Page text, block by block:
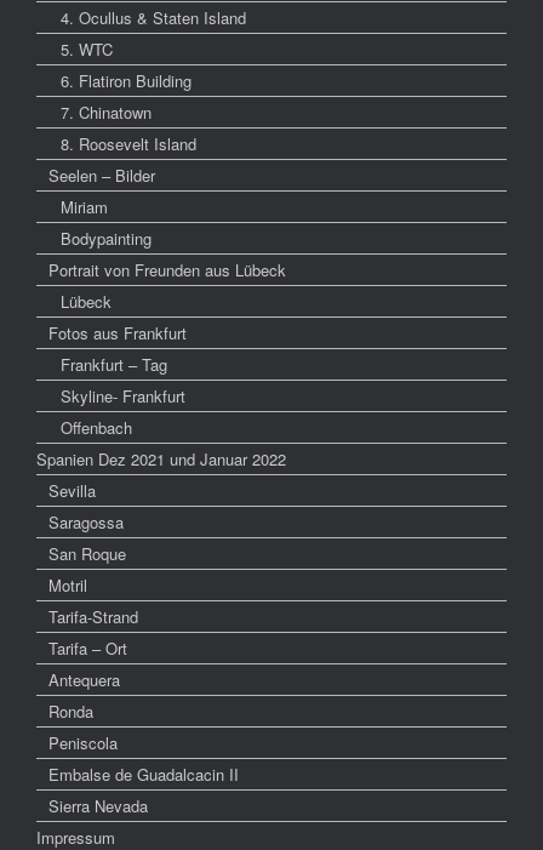
4. Ocullus & Staten Island
5. WTC
6. Flatiron Building
7. Chinatown
8. Roosevelt Island
Seelen – Bilder
Miriam
Bodypainting
Portrait von Freunden aus Lübeck
Lübeck
Fotos aus Frankfurt
Frankfurt – Tag
Skyline- Frankfurt
Offenbach
Spanien Dez 2021 und Januar 2022
Sevilla
Saragossa
San Roque
Motril
Tarifa-Strand
Tarifa – Ort
Antequera
Ronda
Peniscola
Embalse de Guadalcacin II
Sierra Nevada
Impressum